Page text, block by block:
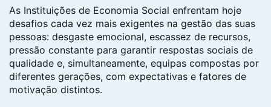
As Instituições de Economia Social enfrentam hoje
desafios cada vez mais exigentes na gestão das suas
pessoas: desgaste emocional, escassez de recursos,
pressão constante para garantir respostas sociais de
qualidade e, simultaneamente, equipas compostas por
diferentes gerações, com expectativas e fatores de
motivação distintos.